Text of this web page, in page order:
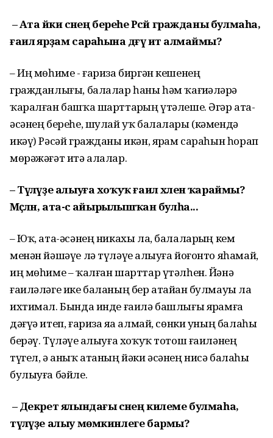
– Ата йәки әсәнең береһе Рәсәй гражданы булмаһа,
ғаилә ярҙам сараһына дәғүә итә алмаймы?
– Иң мөһиме - ғариза биргән кешенең
гражданлығы, балалар һаны һәм ҡағиҙәләрҙә
ҡаралған башҡа шарттарҙың үтәлеше. Әгәр ата-
әсәнең береһе, шулай уҡ балалары (кәмендә
икәү) Рәсәй гражданы икән, ярҙам сараһын һорап
мөрәжәғәт итә алалар.
– Түләүҙе алыуға хоҡуҡ ғаилә хәленә ҡараймы?
Мәҫәлән, ата-әсә айырылышҡан булһа...
– Юҡ, ата-әсәнең никахы ла, балаларҙың кем
менән йәшәүе лә түләүҙе алыуға йоғонто яһамай,
иң мөһиме – ҡалған шарттар үтәлһен. Йәнә
ғаиләләге ике баланың бер атайҙан булмауы ла
ихтимал. Бында инде ғаилә башлығы ярҙамға
дәғүә итеп, ғариза яҙа алмай, сөнки уның балаһы
берәү. Түләүҙе алыуға хоҡуҡ тотош ғаиләнең
түгел, ә аныҡ атаның йәки әсәнең нисә балаһы
булыуға бәйле.
– Декрет ялындағы әсәнең килеме булмаһа,
түләүҙе алыу мөмкинлеге бармы?